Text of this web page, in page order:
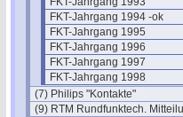
FKT-Jahrgang 1994 -ok
FKT-Jahrgang 1995
FKT-Jahrgang 1996
FKT-Jahrgang 1997
FKT-Jahrgang 1998
(7) Philips "Kontakte"
(9) RTM Rundfunktech.